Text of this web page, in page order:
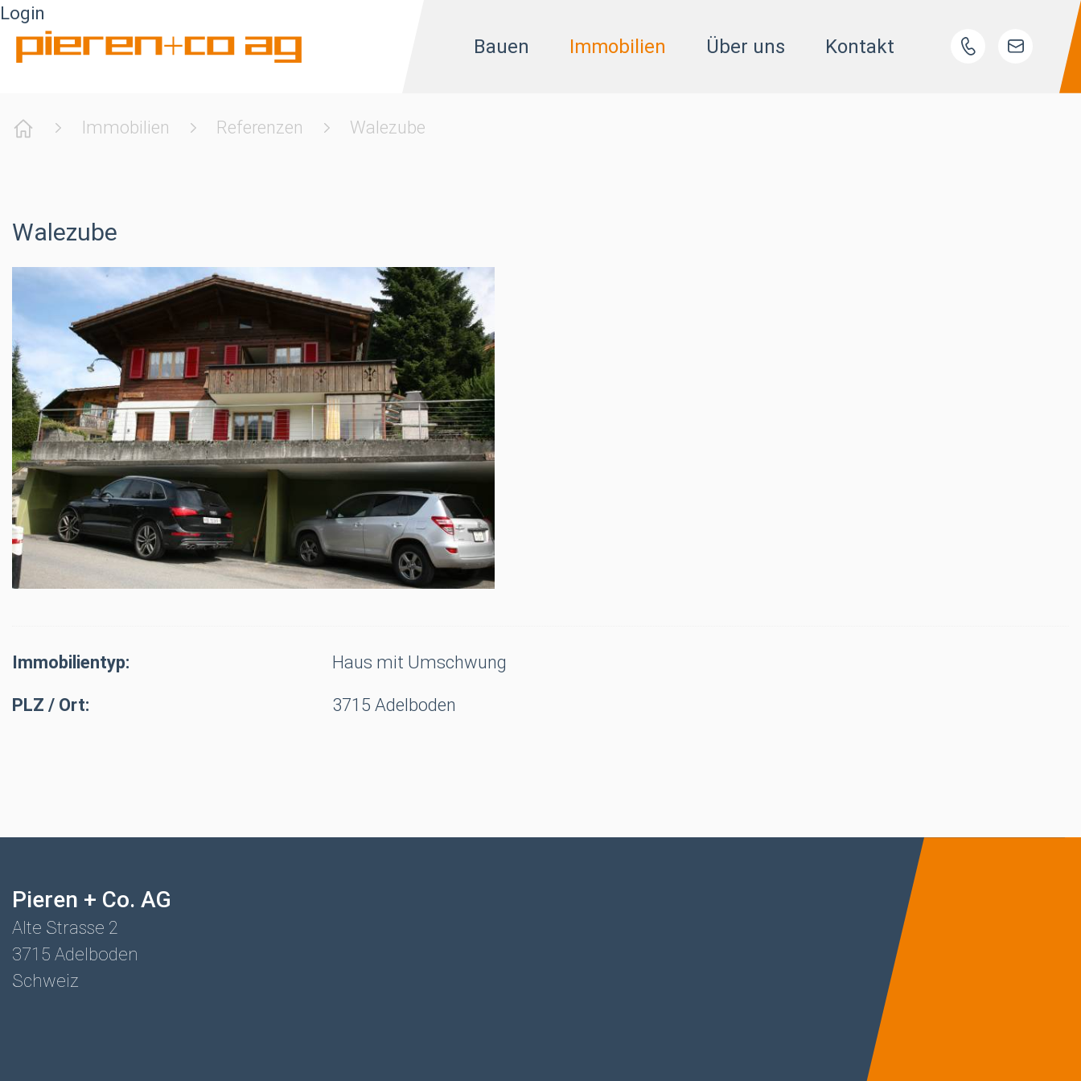
Bauen Immobilien Über uns Kontakt
StartseiteImmobilien Referenzen Walezube
Walezube
Immobilientyp: Haus mit Umschwung
PLZ / Ort: 3715 Adelboden
Pieren + Co. AG
Alte Strasse 2
3715 Adelboden
Schweiz
Login